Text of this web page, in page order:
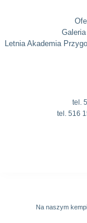
Galeria |
Letnia Akademia
tel.
tel. 516
Na naszym